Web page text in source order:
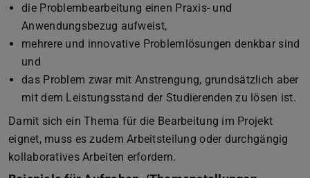
die Problembearbeitung einen Praxis- und
Anwendungsbezug aufweist,
mehrere und innovative Problemlösungen denkbar sind
und
das Problem zwar mit Anstrengung, grundsätzlich aber
mit dem Leistungsstand der Studierenden zu lösen ist.
Damit sich ein Thema für die Bearbeitung im Projekt
eignet, muss es zudem Arbeitsteilung oder durchgängig
kollaboratives Arbeiten erfordern.